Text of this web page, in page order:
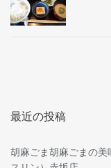
最近の投稿
胡麻ごま胡麻ごまの美